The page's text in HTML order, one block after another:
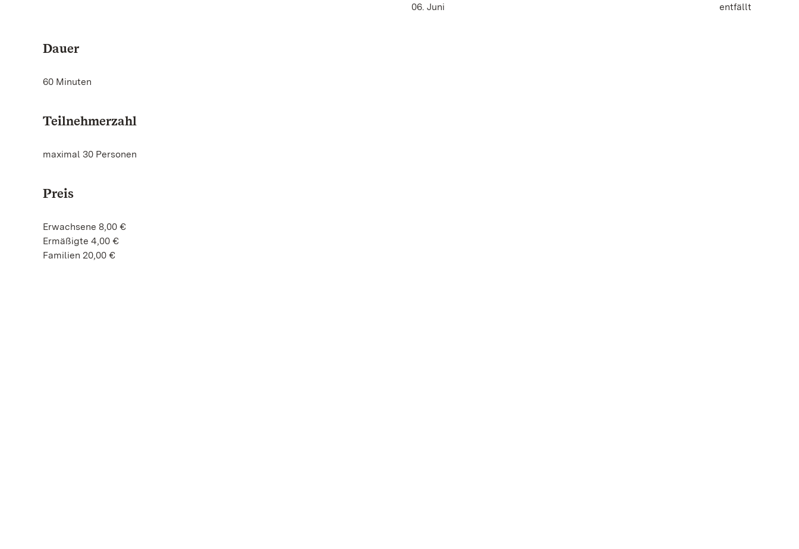
06. Juni
entfällt
Dauer
60 Minuten
Teilnehmerzahl
maximal 30 Personen
Preis
Erwachsene 8,00 €
Ermäßigte 4,00 €
Familien 20,00 €